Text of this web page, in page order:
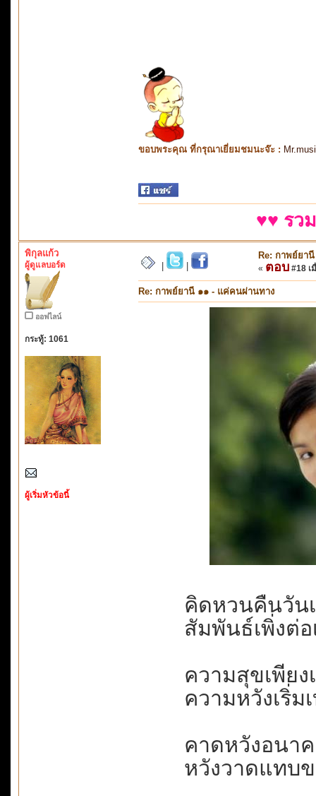
ขอบพระคุณ ที่กรุณาเยี่ยมชมนะจ๊ะ :
♥♥ รว
พิกุลแก้ว
ผู้ดูแลบอร์ด
ออฟไลน์
กระทู้: 1061
ผู้เริ่มหัวข้อนี้
Re: กาพย์ยา
« ตอบ #18 เ
Re: กาพย์ยานี ๑๑ - แค่คนผ่านทาง
คิดหวนคืนวันเ
สัมพันธ์เพิ่งต่
ความสุขเพีย
ความหวังเริ่
คาดหวังอนา
หวังวาดแทบ